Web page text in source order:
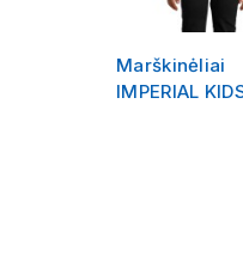
Marškinėliai
IMPERIAL